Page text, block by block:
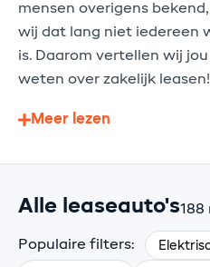
mensen overigens
wij dat lang niet iedereen
is. Daarom vertellen wij
weten over zakelijk leasen!
Meer lezen
Alle leaseauto's188
Populaire filters: